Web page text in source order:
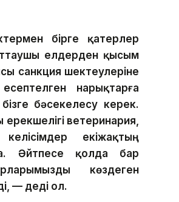
бірге қатерлер
елдерден қысым
санкция шектеулеріне
нарықтарға
бәсекелесу керек.
ветеринария,
екіжақтың
Әйтпесе қолда бар
көздеген
— деді ол.